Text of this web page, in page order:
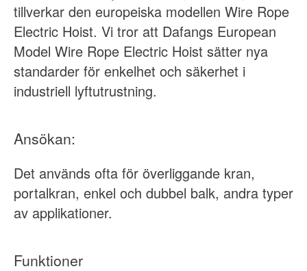
tillverkar den europeiska modellen Wire Rope
Electric Hoist. Vi tror att Dafangs European
Model Wire Rope Electric Hoist sätter nya
standarder för enkelhet och säkerhet i
industriell lyftutrustning.
Ansökan:
Det används ofta för överliggande kran,
portalkran, enkel och dubbel balk, andra typer
av applikationer.
Funktioner